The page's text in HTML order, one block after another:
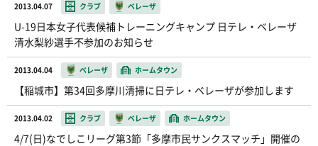
2013.04.07 クラブ ベレーザ
U-19日本女子代表候補トレーニングキャンプ 日テレ・ベレーザ
清水梨紗選手不参加のお知らせ
2013.04.04 ベレーザ ホームタウン
【稲城市】第34回多摩川清掃に日テレ・ベレーザが参加します
2013.04.02 クラブ ベレーザ ホームタウン
4/7(日)なでしこリーグ第3節「多摩市民サンクスマッチ」開催の